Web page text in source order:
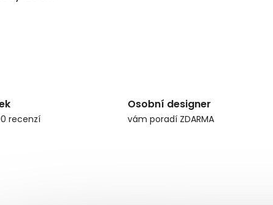
recenzí
Osobní designer
vám poradí ZDARMA